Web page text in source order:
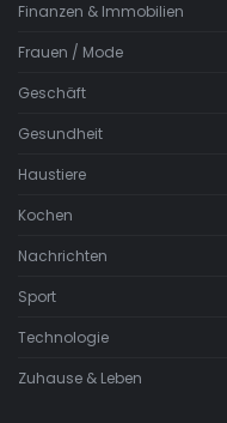
Finanzen & Immobilien
Frauen / Mode
Geschäft
Gesundheit
Haustiere
Kochen
Nachrichten
Sport
Technologie
Zuhause & Leben